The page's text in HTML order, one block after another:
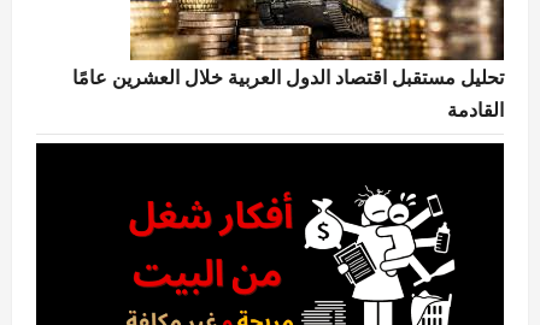
تحليل مستقبل اقتصاد الدول العربية خلال العشرين عامًا
القادمة